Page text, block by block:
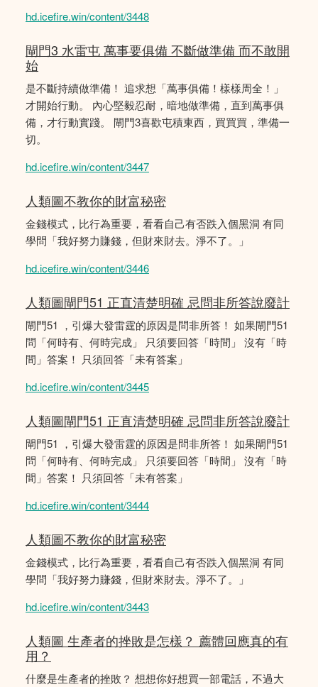
hd.icefire.win/content/3448
閘門3 水雷屯 萬事要俱備 不斷做準備 而不敢開
始
是不斷持續做準備！ 追求想「萬事俱備！樣樣周全！」
才開始行動。 內心堅毅忍耐，暗地做準備，直到萬事俱
備，才行動實踐。 閘門3喜歡屯積東西，買買買，準備一
切。
hd.icefire.win/content/3447
人類圖不教你的財富秘密
金錢模式，比行為重要，看看自己有否跌入個黑洞 有同
學問「我好努力賺錢，但財來財去。淨不了。」
hd.icefire.win/content/3446
人類圖閘門51 正直清楚明確 忌問非所答說廢計
閘門51 ，引爆大發雷霆的原因是問非所答！ 如果閘門51
問「何時有、何時完成」 只須要回答「時間」 沒有「時
間」答案！ 只須回答「未有答案」
hd.icefire.win/content/3445
人類圖閘門51 正直清楚明確 忌問非所答說廢計
閘門51 ，引爆大發雷霆的原因是問非所答！ 如果閘門51
問「何時有、何時完成」 只須要回答「時間」 沒有「時
間」答案！ 只須回答「未有答案」
hd.icefire.win/content/3444
人類圖不教你的財富秘密
金錢模式，比行為重要，看看自己有否跌入個黑洞 有同
學問「我好努力賺錢，但財來財去。淨不了。」
hd.icefire.win/content/3443
人類圖 生產者的挫敗是怎樣？ 薦體回應真的有
用？
什麼是生產者的挫敗？ 想想你好想買一部電話，不過大